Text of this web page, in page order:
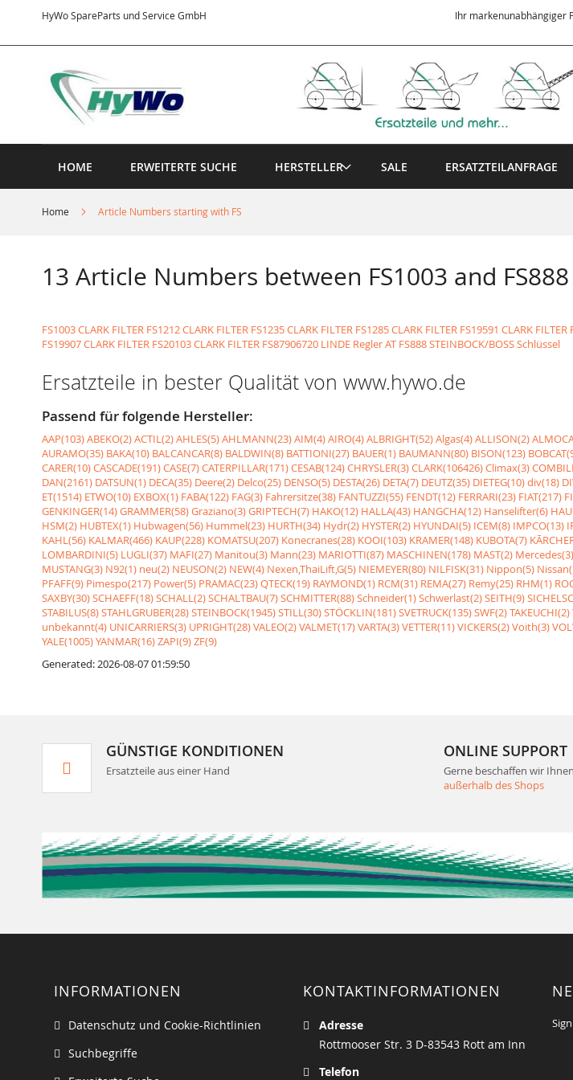
HyWo SpareParts und Service GmbH
Inhalt
Ihr markenunabhängiger
HOME ERWEITERTE SUCHE HERSTELLER SALE ERSATZTEILANFRAGE
Home Article Numbers starting with FS
13 Article Numbers between FS1003 and FS888
FS1003 CLARK FILTER FS1212 CLARK FILTER FS1235 CLARK FILTER FS1285 CLARK FILTER FS19591 CLARK FILTER
FS19907 CLARK FILTER FS20103 CLARK FILTER FS87906720 LINDE Regler AT FS888 STEINBOCK/BOSS Schlüssel
Ersatzteile in bester Qualität von www.hywo.de
Passend für folgende Hersteller:
AAP(103)ABEKO(2)ACTIL(2)AHLES(5)AHLMANN(23)AIM(4)AIRO(4)ALBRIGHT(52)Algas(4)ALLISON(2)
AURAMO(35) BAKA(10) BALCANCAR(8) BALDWIN(8) BATTIONI(27) BAUER(1) BAUMANN(80) BISON(123)
CARER(10)CASCADE(191)CASE(7)CATERPILLAR(171)CESAB(124)CHRYSLER(3)CLARK(106426)Climax(3)
DAN(2161) DATSUN(1) DECA(35) Deere(2) Delco(25) DENSO(5) DESTA(26) DETA(7) DEUTZ(35) DIETEG(10)div(18)
ET(1514) ETWO(10) EXBOX(1) FABA(122) FAG(3) Fahrersitze(38) FANTUZZI(55) FENDT(12) FERRARI(23) FIAT(217)
GENKINGER(14)GRAMMER(58)Graziano(3)GRIPTECH(7) HAKO(12) HALLA(43) HANGCHA(12) Hanselifter(6)
HSM(2) HUBTEX(1) Hubwagen(56) Hummel(23) HURTH(34) Hydr(2) HYSTER(2) HYUNDAI(5) ICEM(8) IMPCO(13)
KAHL(56) KALMAR(466) KAUP(228) KOMATSU(207) Konecranes(28) KOOI(103) KRAMER(148) KUBOTA(7)
LOMBARDINI(5) LUGLI(37) MAFI(27) Manitou(3) Mann(23) MARIOTTI(87) MASCHINEN(178) MAST(2) Mercedes(3)
MUSTANG(3) N92(1) neu(2) NEUSON(2) NEW(4) Nexen,ThaiLift,G(5) NIEMEYER(80) NILFISK(31) Nippon(5)
PFAFF(9) Pimespo(217) Power(5) PRAMAC(23)QTECK(19) RAYMOND(1) RCM(31) REMA(27) Remy(25) RHM(1)
SAXBY(30)SCHAEFF(18)SCHALL(2)SCHALTBAU(7)SCHMITTER(88)Schneider(1)Schwerlast(2)SEITH(9)
STABILUS(8)STAHLGRUBER(28)STEINBOCK(1945)STILL(30)STÖCKLIN(181)SVETRUCK(135)SWF(2)TAKEUCHI(2)
unbekannt(4) UNICARRIERS(3) UPRIGHT(28)VALEO(2)VALMET(17)VARTA(3)VETTER(11)VICKERS(2)Voith(3)
YALE(1005)YANMAR(16)ZAPI(9)ZF(9)
Generated: 2026-08-07 01:59:50
GÜNSTIGE KONDITIONEN
Ersatzteile aus einer Hand
ONLINE SUPPORT
Gerne beschaffen wir
außerhalb des Shops
INFORMATIONEN
Datenschutz und Cookie-Richtlinien
Suchbegriffe
KONTAKTINFORMATIONEN
Adresse
Rottmooser Str. 3 D-83543 Rott am Inn
Telefon